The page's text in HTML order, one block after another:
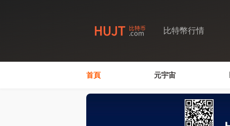
比特幣行情
首頁 元宇宙